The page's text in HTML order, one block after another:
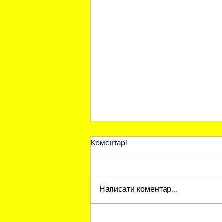
Коментарі
Написати коментар...